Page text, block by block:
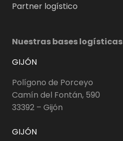
Partner logístico
Nuestras bases logísticas
GIJÓN
Polígono de Porceyo
Camín del Fontán, 590
33392 – Gijón
GIJÓN